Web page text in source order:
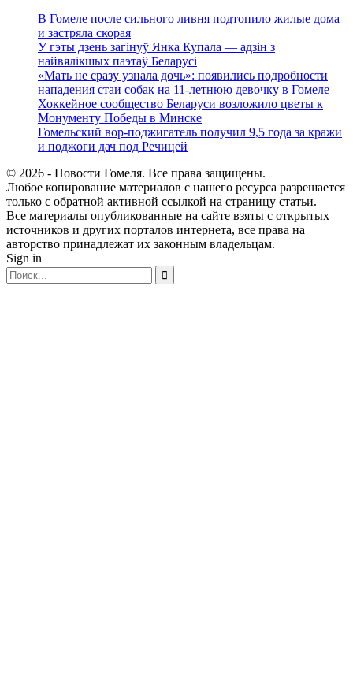
В Гомеле после сильного ливня подтопило жилые дома
и застряла скорая
У гэты дзень загінуў Янка Купала — адзін з
найвялікшых паэтаў Беларусі
«Мать не сразу узнала дочь»: появились подробности
нападения стаи собак на 11-летнюю девочку в Гомеле
Хоккейное сообщество Беларуси возложило цветы к
Монументу Победы в Минске
Гомельский вор-поджигатель получил 9,5 года за кражи
и поджоги дач под Речицей
© 2026 - Новости Гомеля. Все права защищены.
Любое копирование материалов с нашего ресурса разрешается
только с обратной активной ссылкой на страницу статьи.
Все материалы опубликованные на сайте взяты с открытых
источников и других порталов интернета, все права на
авторство принадлежат их законным владельцам.
Sign in